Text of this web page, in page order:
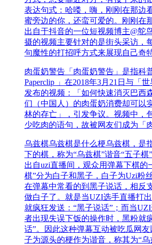
表达句式：哈喽，嗨，刚刚在那边
蜜旁边的你，还蛮可爱的。刚刚在
出自于抖音的一位短视频博主@鸵
摄的视频主要针对的是街头采访，
句魔性的打招呼方式来展现自己奇
肉蛋奶警告 「肉蛋奶警告」是指科
Paperclip 」在2018年3月21日与「
发布的视频：「如何快速消灭巴西
们（中国人）的肉蛋奶消费却可以
林的存亡」，引发争议。视频中，
少吃肉的语句，故被网友们成为「
乌兹棋乌兹棋是什么梗乌兹棋，是
下的棋，称为“乌兹棋”谐音“五子棋
出自uzi直播间，观众用弹幕下棋的
棋”分为白子和黑子，白子为Uzi粉
在弹幕中常看的到黑子说话，相反
做白子了。就是当UZI选手直播打
就疯狂发送：“黑子说话”；而当
者出现失误下饭的操作时，黑粉就
话”。因此这种弹幕互动被吃瓜网
子为源头的梗作为谐音，称其为“乌